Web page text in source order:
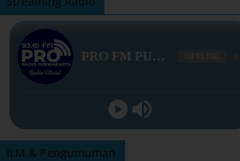
ILM & Pengumuman